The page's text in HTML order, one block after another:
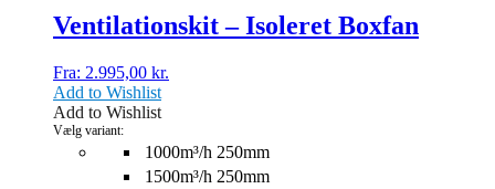
Ventilationskit – Isoleret Boxfan
Fra: 2.995,00 kr.
1000m³/h 250mm
1500m³/h 250mm
Vælg variant:
har
flere
Mulighederne
kan
vælges
på
varesiden
Add to Wishlist
Add to Wishlist